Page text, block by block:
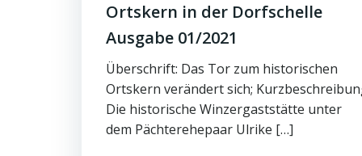
Ortskern in der Dorfschelle
Ausgabe 01/2021
Überschrift: Das Tor zum historischen
Ortskern verändert sich;
Die historische Winzergaststätte unter
dem Pächterehepaar Ulrike […]